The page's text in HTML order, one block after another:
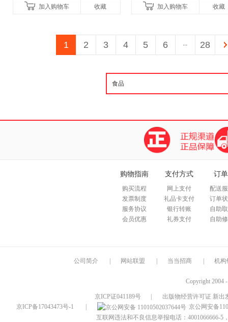
加入购物车 收藏 加入购物车 收藏
1 2 3 4 5 6 ... 28
购物指南
购买流程
发票制度
服务协议
会员优惠
支付方式
网上支付
礼品卡支付
银行转账
礼券支付
订
配送
订单
自助
自助
公司简介 网站联盟 当当招商 机构
Copyright 2004
京ICP证041189号
出版物经营许可证 新出
京ICP备17043473号-1
京公网安备
互联网违法和不良信息举报电话：4001066666-5